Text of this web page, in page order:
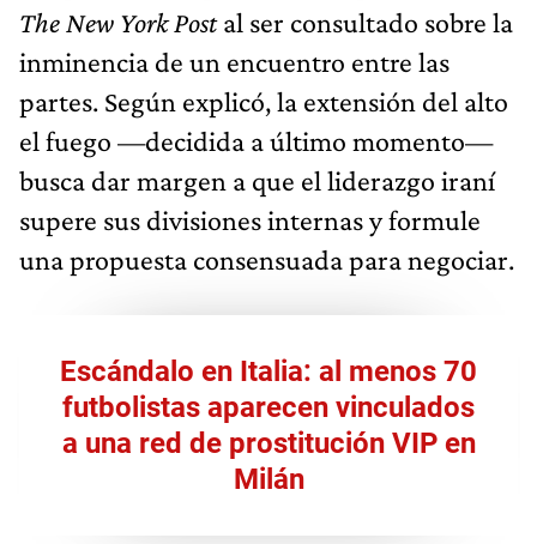
The New York Postal ser consultado sobre la
inminencia de un encuentro entre las
partes. Según explicó, la extensión del alto
el fuego —decidida a último momento—
busca dar margen a que el liderazgo iraní
supere sus divisiones internas y formule
una propuesta consensuada para negociar.
Escándalo en Italia: al menos 70
futbolistas aparecen vinculados
a una red de prostitución VIP en
Milán